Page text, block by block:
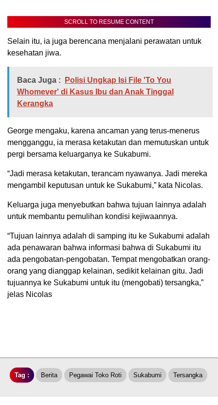
SCROLL TO RESUME CONTENT
Selain itu, ia juga berencana menjalani perawatan untuk
kesehatan jiwa.
Baca Juga :
Polisi Ungkap Isi File 'To You
Whomever' di Kasus Ibu dan Anak Tinggal
Kerangka
George mengaku, karena ancaman yang terus-menerus
mengganggu, ia merasa ketakutan dan memutuskan untuk
pergi bersama keluarganya ke Sukabumi.
“Jadi merasa ketakutan, terancam nyawanya. Jadi mereka
mengambil keputusan untuk ke Sukabumi,” kata Nicolas.
Keluarga juga menyebutkan bahwa tujuan lainnya adalah
untuk membantu pemulihan kondisi kejiwaannya.
“Tujuan lainnya adalah di samping itu ke Sukabumi adalah
ada penawaran bahwa informasi bahwa di Sukabumi itu
ada pengobatan-pengobatan. Tempat mengobatkan orang-
orang yang dianggap kelainan, sedikit kelainan gitu. Jadi
tujuannya ke Sukabumi untuk itu (mengobati) tersangka,”
jelas Nicolas
Tag : Berita Pegawai Toko Roti Sukabumi Tersangka